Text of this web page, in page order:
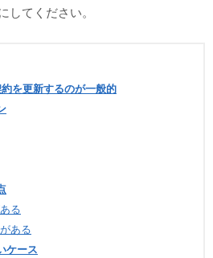
してください。
を更新するのが一般的
る
ある
ケース